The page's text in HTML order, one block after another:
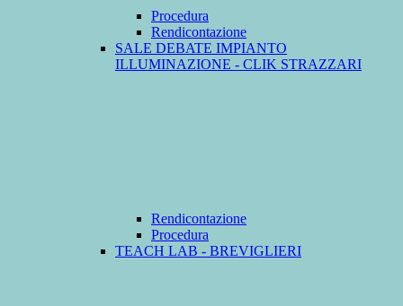
Procedura
Rendicontazione
SALE DEBATE IMPIANTO
ILLUMINAZIONE - CLIK STRAZZARI
Rendicontazione
Procedura
TEACH LAB - BREVIGLIERI